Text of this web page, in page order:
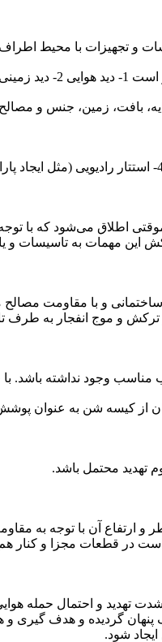
و تجهیزات با محیط اطراف
زمینی
بافت، زمین، جنس و
اطلاق می‌شود که با
این مهمات به تاسیسات و
و با مقاومت
ترکش و موج انفجار به طرف
مناسب وجود نداشته
از کیسه شن به عنوان
تهدید محتمل باشد.
و ارتفاع آن با توجه به
است در قطعات مجزا و کنار
تهدید و احتمال حمله
گردیده و هدف گیری و
ایجاد شود.